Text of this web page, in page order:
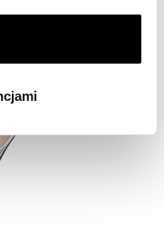
jaki rodzaj plików
chwili możesz
plików cookie.